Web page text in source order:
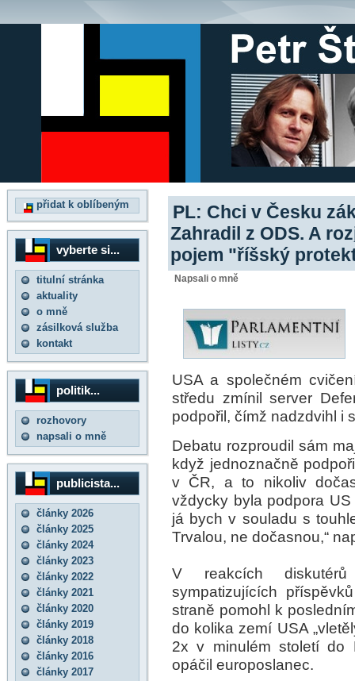
přidat k oblíbeným
vyberte si...
titulní stránka
aktuality
o mně
zásilková služba
kontakt
politik...
rozhovory
napsali o mně
publicista...
články 2026
články 2025
články 2024
články 2023
články 2022
články 2021
články 2020
články 2019
články 2018
články 2016
články 2017
PL: Chci v Česku
Zahradil z ODS. A
pojem "říšský
Napsali o mně
USA a společném
středu zmínil server
podpořil, čímž nadzdvihl i
Debatu rozproudil sám
když jednoznačně
v ČR, a to nikoliv
vždycky byla podpora
já bych v souladu s
Trvalou, ne dočasnou,“
V reakcích
sympatizujících
straně pomohl k
do kolika zemí USA
2x v minulém století do
opáčil europoslanec.